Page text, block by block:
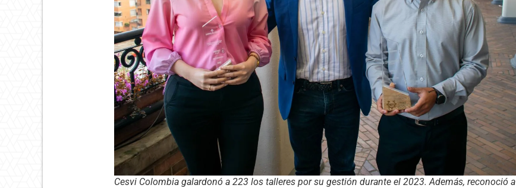
Cesvi Colombia galardonó a 223 los talleres por su gestión durante el 2023. Además, reconoció a